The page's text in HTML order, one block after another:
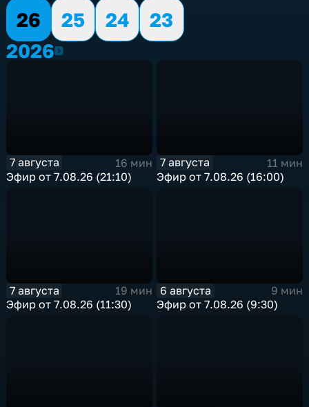
26
25 24
23
20262026
7 августа
16 мин
Эфир от 7.08.26 (21:10)
7 августа
11 мин
Эфир от 7.08.26 (16:00)
7 августа
19 мин
Эфир от 7.08.26 (11:30)
6 августа
9 мин
Эфир от 7.08.26 (9:30)